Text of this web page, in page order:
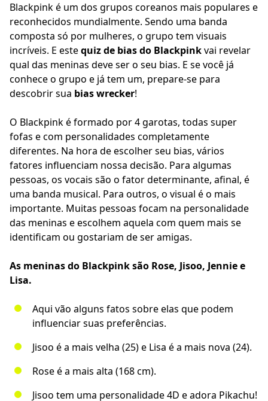
Blackpink é um dos grupos coreanos mais populares e
reconhecidos mundialmente. Sendo uma banda
composta só por mulheres, o grupo tem visuais
incríveis. E estequiz de bias do Blackpinkvai revelar
qual das meninas deve ser o seu bias. E se você já
conhece o grupo e já tem um, prepare-se para
descobrir sua bias wrecker!
O Blackpink é formado por 4 garotas, todas super
fofas e com personalidades completamente
diferentes. Na hora de escolher seu bias, vários
fatores influenciam nossa decisão. Para algumas
pessoas, os vocais são o fator determinante, afinal, é
uma banda musical. Para outros, o visual é o mais
importante. Muitas pessoas focam na personalidade
das meninas e escolhem aquela com quem mais se
identificam ou gostariam de ser amigas.
As meninas do Blackpink são Rose, Jisoo, Jennie e
Lisa.
Aqui vão alguns fatos sobre elas que podem
influenciar suas preferências.
Jisoo é a mais velha (25) e Lisa é a mais nova (24).
Rose é a mais alta (168 cm).
Jisoo tem uma personalidade 4D e adora Pikachu!